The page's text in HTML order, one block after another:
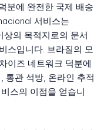
분에 완전한 국제 배송
서비스는
의 목적지로의 문서
스입니다. 브라질의 모
이즈 네트워크 덕분에
통관 석방, 온라인 추적
스의 이점을 얻습니